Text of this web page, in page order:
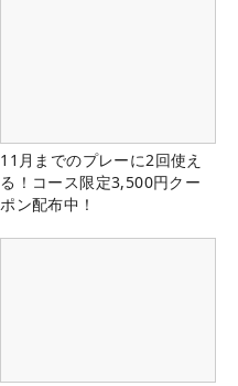
11月までのプレーに2回使え
る！コース限定3,500円クー
ポン配布中！